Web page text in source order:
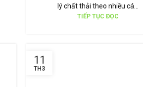
lý chất thải theo nhiều cá...
TIẾP TỤC ĐỌC
11
TH3